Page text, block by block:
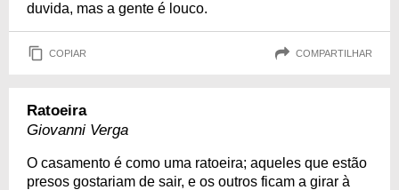
duvida, mas a gente é louco.
COPIAR COMPARTILHAR
Ratoeira
Giovanni Verga
O casamento é como uma ratoeira; aqueles que estão
presos gostariam de sair, e os outros ficam a girar à